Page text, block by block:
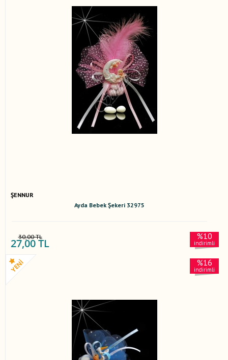
ŞENNUR
Ayda Bebek Şekeri 32975
30,00 TL
27,00 TL
%10
indirimli
%16
indirimli